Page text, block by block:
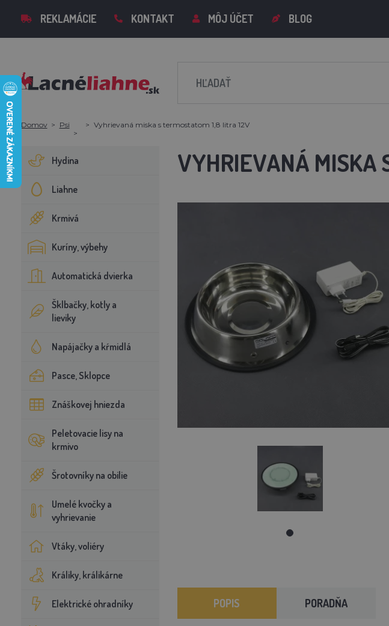
REKLAMÁCIE KONTAKT MÔJ ÚČET BLOG
Domov Psi Vyhrievaná miska s termostatom 1,8 litra 12V
Hydina
Liahne
Krmivá
Kuríny, výbehy
Automatická dvierka
Šklbačky, kotly a
lieviky
Napájačky a kŕmidlá
Pasce, Sklopce
Znáškovej hniezda
Peletovacie lisy na
krmivo
Šrotovníky na obilie
Umelé kvočky a
vyhrievanie
Vtáky, voliéry
Králiky, králikárne
Elektrické ohradníky
VYHRIEVANÁ MISKA
POPIS PORADŇA